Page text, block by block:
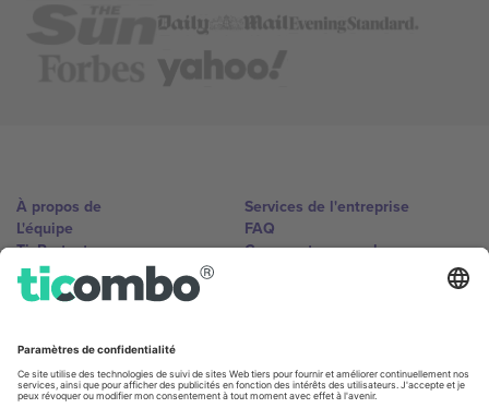
À propos de
L'équipe
TixProtect
Imprimer
Conditions générales
Services de l'entreprise
FAQ
Comment ça marche
Centre d'information sur la